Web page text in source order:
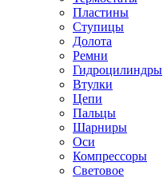
Пластины
Ступицы
Долота
Ремни
Гидроцилиндры
Втулки
Цепи
Пальцы
Шарниры
Оси
Компрессоры
Световое